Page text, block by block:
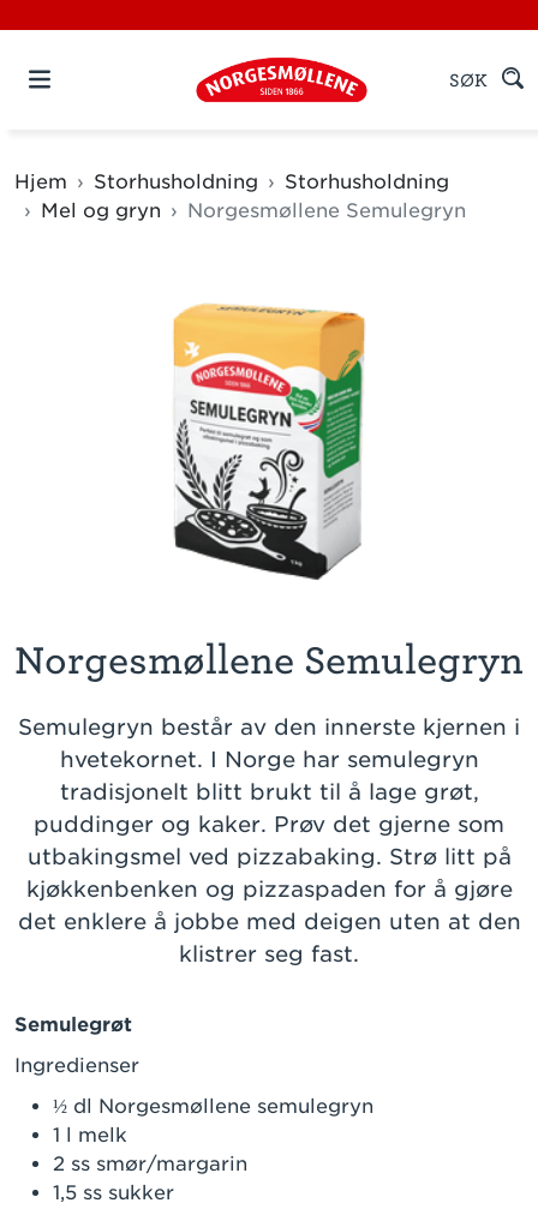
SØK
Hjem Storhusholdning
Storhusholdning
Mel og gryn
Norgesmøllene Semulegryn
Norgesmøllene Semulegryn
Semulegryn består av den innerste kjernen i
hvetekornet. I Norge har semulegryn
tradisjonelt blitt brukt til å lage grøt,
puddinger og kaker. Prøv det gjerne som
utbakingsmel ved pizzabaking. Strø litt på
kjøkkenbenken og pizzaspaden for å gjøre
det enklere å jobbe med deigen uten at den
klistrer seg fast.
Semulegrøt
Ingredienser
½ dl Norgesmøllene semulegryn
1 l melk
2 ss smør/margarin
1,5 ss sukker